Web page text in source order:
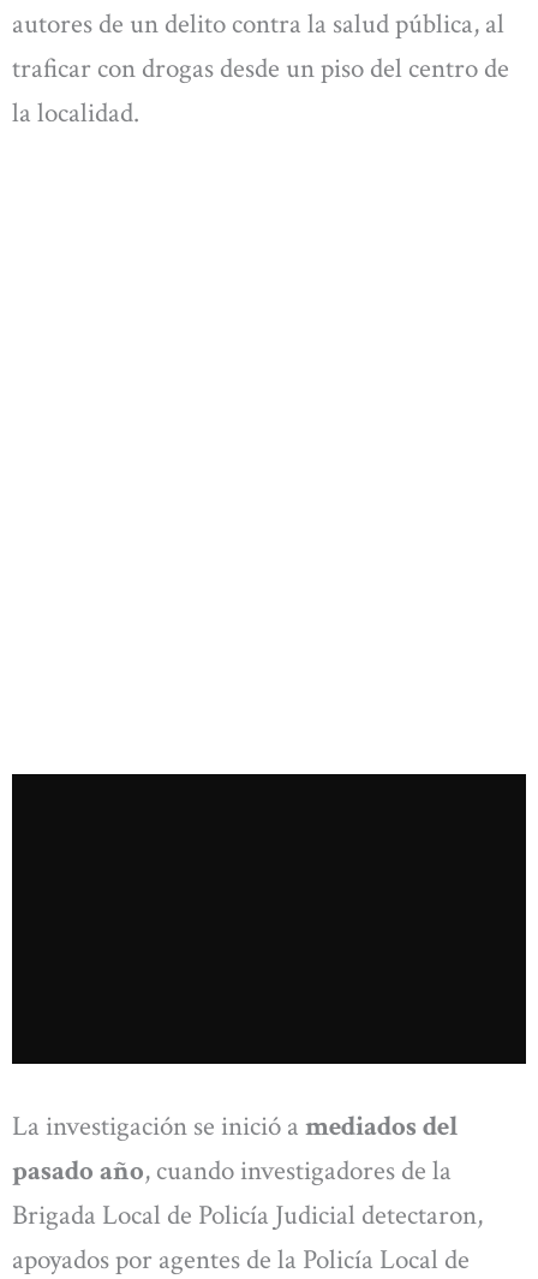
autores de un delito contra la salud pública, al
traficar con drogas desde un piso del centro de
la localidad.
La investigación se inició a mediados del
pasado año, cuando investigadores de la
Brigada Local de Policía Judicial detectaron,
apoyados por agentes de la Policía Local de